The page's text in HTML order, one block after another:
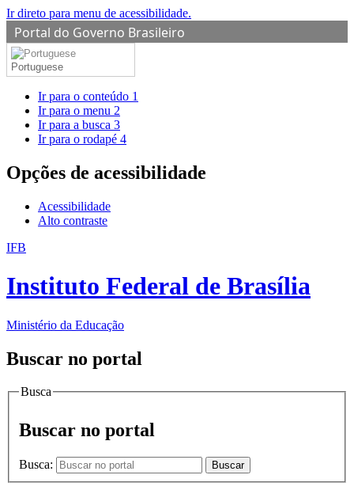
Ir direto para menu de acessibilidade.
Portal do Governo Brasileiro
Portuguese
Ir para o conteúdo 1
Ir para o menu 2
Ir para a busca 3
Ir para o rodapé 4
Opções de acessibilidade
Acessibilidade
Alto contraste
IFB
Instituto Federal de Brasília
Ministério da Educação
Buscar no portal
Busca
Buscar no portal
Busca: Buscar